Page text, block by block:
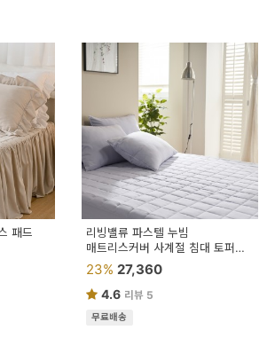
패드
리빙밸류 파스텔 누빔
매트리스커버 사계절 침대 토퍼
패드 커버 카바
23% 27,360
4.6 리뷰 5
무료배송